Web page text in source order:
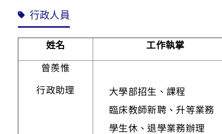
行政人員
姓名 工作執掌
曾羨惟
行政助理
大學部招生、課程
臨床教師新聘、升等業務
學生休、退學業務辦理